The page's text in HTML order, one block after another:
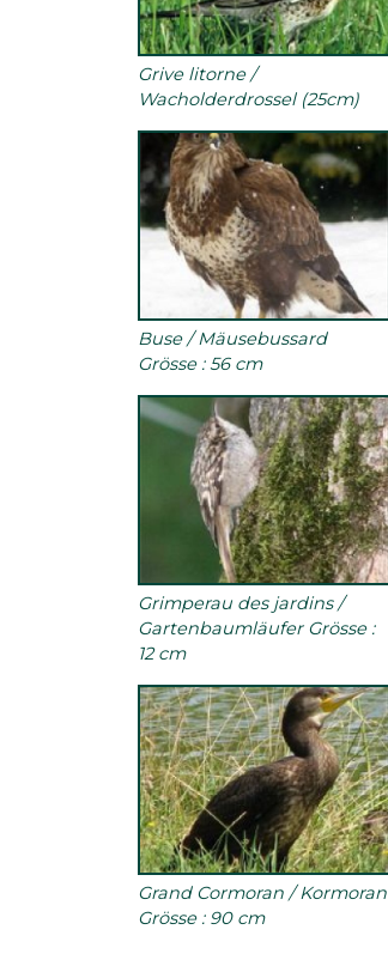
Grive litorne /
Wacholderdrossel (25cm)
Buse / Mäusebussard
Grösse : 56 cm
Grimperau des jardins /
Gartenbaumläufer Grösse :
12 cm
Grand Cormoran / Kormoran
Grösse : 90 cm